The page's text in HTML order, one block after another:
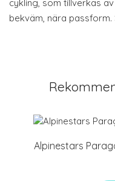
cykling, som tillverkas
bekväm, nära passform.
Alpinestars